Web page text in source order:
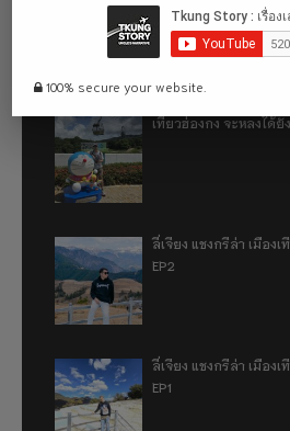
เที่ยวฮ่องกง จะหลงได้ยัง
ลี่เจียง แชงกรีล่า เมือง
EP2
ลี่เจียง แชงกรีล่า เมือง
EP1
100% secure your website.